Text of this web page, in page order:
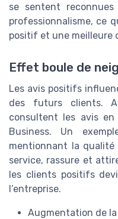
se sentent
professionnalisme, ce
positif et une meilleure
Effet boule de
Les avis positifs
des futurs clients.
consultent les avis en
Business. Un
mentionnant la
service, rassure et
les clients positifs
l’entreprise.
Augmentation de